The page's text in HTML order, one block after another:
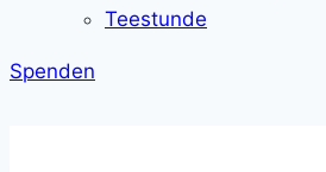
Teestunde
Spenden